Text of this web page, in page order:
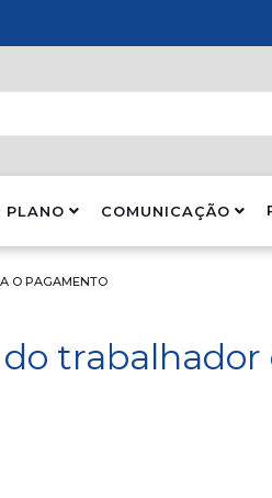
PLANO COMUNICAÇÃO
O PAGAMENTO
do trabalhador